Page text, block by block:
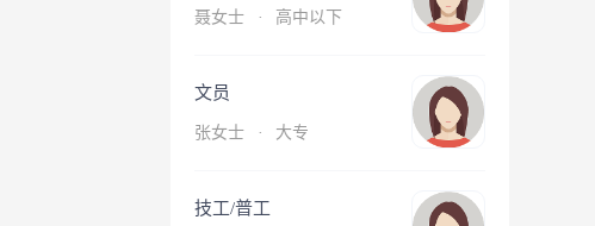
聂女士 · 高中以下
文员
张女士 · 大专
技工/普工